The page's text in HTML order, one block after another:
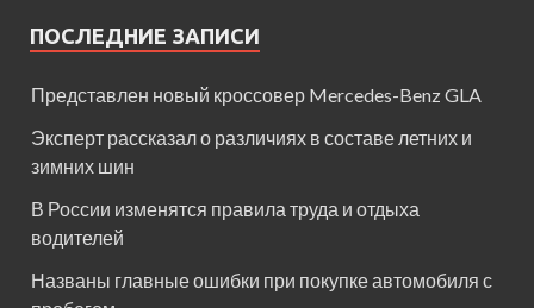
ПОСЛЕДНИЕ ЗАПИСИ
Представлен новый кроссовер Mercedes-Benz GLA
Эксперт рассказал о различиях в составе летних и
зимних шин
В России изменятся правила труда и отдыха
водителей
Названы главные ошибки при покупке автомобиля с